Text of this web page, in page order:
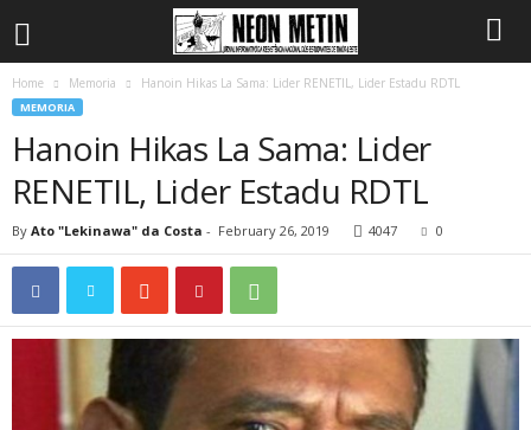
Home Memoria Hanoin Hikas La Sama: Lider RENETIL, Lider Estadu RDTL
MEMORIA
Hanoin Hikas La Sama: Lider
RENETIL, Lider Estadu RDTL
By Ato "Lekinawa" da Costa - February 26, 2019 4047 0